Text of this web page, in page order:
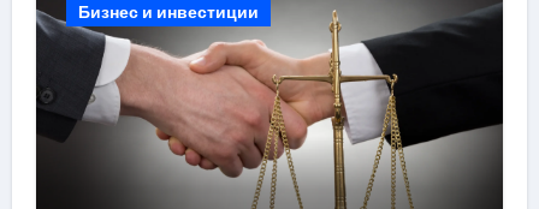
Бизнес и инвестиции